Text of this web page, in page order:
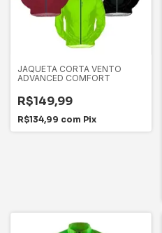
JAQUETA CORTA VENTO
ADVANCED COMFORT
R$149,99
R$134,99 com Pix